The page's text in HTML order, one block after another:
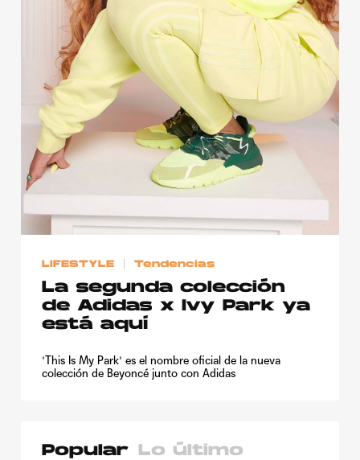
LIFESTYLE Tendencias
La segunda colección
de Adidas x Ivy Park ya
está aquí
'This Is My Park' es el nombre oficial de la nueva
colección de Beyoncé junto con Adidas
Popular Lo último